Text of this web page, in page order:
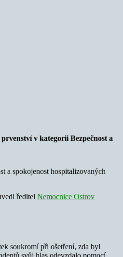
v kategorii Bezpečnost a
a spokojenost hospitalizovaných
ředitel Nemocnice Ostrov
soukromí při ošetření, zda byl
svůj hlas odevzdalo pomocí